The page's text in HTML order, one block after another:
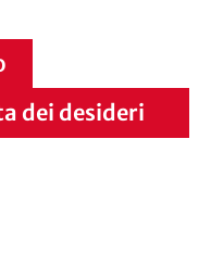
dei desideri